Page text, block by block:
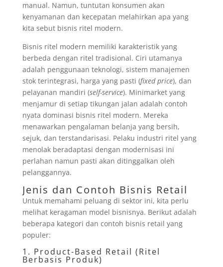
manual. Namun, tuntutan konsumen akan
kenyamanan dan kecepatan melahirkan apa yang
kita sebut bisnis ritel modern.
Bisnis ritel modern memiliki karakteristik yang
berbeda dengan ritel tradisional. Ciri utamanya
adalah penggunaan teknologi, sistem manajemen
stok terintegrasi, harga yang pasti (fixed price), dan
pelayanan mandiri (self-service). Minimarket yang
menjamur di setiap tikungan jalan adalah contoh
nyata dominasi bisnis ritel modern. Mereka
menawarkan pengalaman belanja yang bersih,
sejuk, dan terstandarisasi. Pelaku industri ritel yang
menolak beradaptasi dengan modernisasi ini
perlahan namun pasti akan ditinggalkan oleh
pelanggannya.
Jenis dan Contoh Bisnis Retail
Untuk memahami peluang di sektor ini, kita perlu
melihat keragaman model bisnisnya. Berikut adalah
beberapa kategori dan contoh bisnis retail yang
populer:
1. Product-Based Retail (Ritel
Berbasis Produk)